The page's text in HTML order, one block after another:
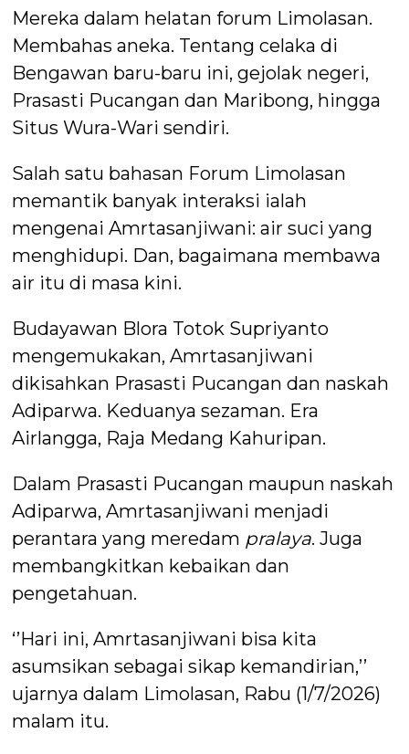
Mereka dalam helatan forum Limolasan.
Membahas aneka. Tentang celaka di
Bengawan baru-baru ini, gejolak negeri,
Prasasti Pucangan dan Maribong, hingga
Situs Wura-Wari sendiri.
Salah satu bahasan Forum Limolasan
memantik banyak interaksi ialah
mengenai Amrtasanjiwani: air suci yang
menghidupi. Dan, bagaimana membawa
air itu di masa kini.
Budayawan Blora Totok Supriyanto
mengemukakan, Amrtasanjiwani
dikisahkan Prasasti Pucangan dan naskah
Adiparwa. Keduanya sezaman. Era
Airlangga, Raja Medang Kahuripan.
Dalam Prasasti Pucangan maupun naskah
Adiparwa, Amrtasanjiwani menjadi
perantara yang meredam pralaya. Juga
membangkitkan kebaikan dan
pengetahuan.
‘’Hari ini, Amrtasanjiwani bisa kita
asumsikan sebagai sikap kemandirian,’’
ujarnya dalam Limolasan, Rabu (1/7/2026)
malam itu.